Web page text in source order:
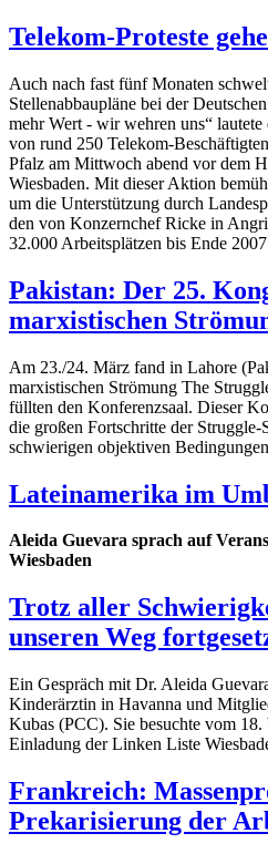
Telekom-Proteste
Auch nach fast fünf Monaten
Stellenabbaupläne bei der
mehr Wert - wir wehren uns“
von rund 250 Telekom-
Pfalz am Mittwoch abend vor dem
Wiesbaden. Mit dieser Aktion
um die Unterstützung durch
den von Konzernchef Ricke in
32.000 Arbeitsplätzen bis Ende
Pakistan: Der 25.
marxistischen
Am 23./24. März fand in Lahore
marxistischen Strömung The
füllten den Konferenzsaal. Dieser
die großen Fortschritte der
schwierigen objektiven
Lateinamerika im
Aleida Guevara sprach auf
Wiesbaden
Trotz aller
unseren Weg
Ein Gespräch mit Dr. Aleida
Kinderärztin in Havanna und
Kubas (PCC). Sie besuchte vom
Einladung der Linken Liste
Frankreich:
Prekarisierung der